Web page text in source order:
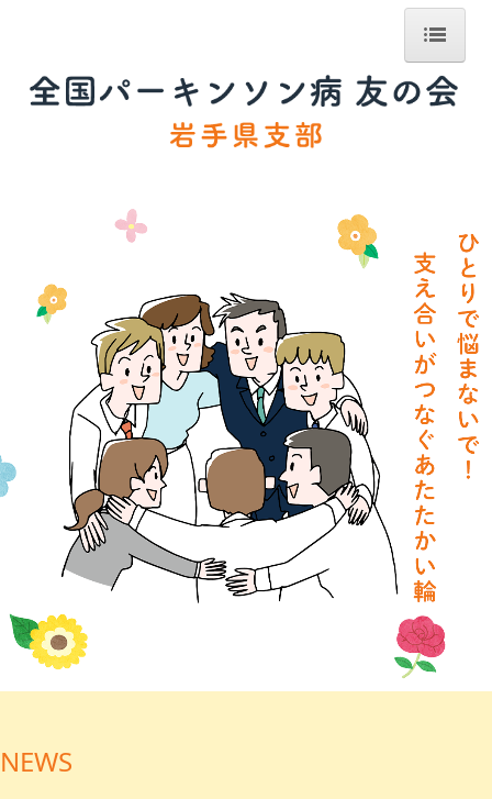
ホーム
沿岸北部地区
県北地区
遠野地区
盛岡地区
県南地区
難病連主催
保健所主催
会報
NEWS